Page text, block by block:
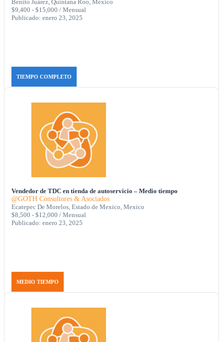
Benito Juárez, Quintana Roo, Mexico
$9,400 - $15,000 / Mensual
Publicado: enero 23, 2025
TIEMPO COMPLETO
Vendedor de TDC en tienda de autoservicio – Medio tiempo
@GOTH Consultores & Asociados
Ecatepec De Morelos, Estado de Mexico, Mexico
$8,500 - $12,000 / Mensual
Publicado: enero 23, 2025
MEDIO TIEMPO